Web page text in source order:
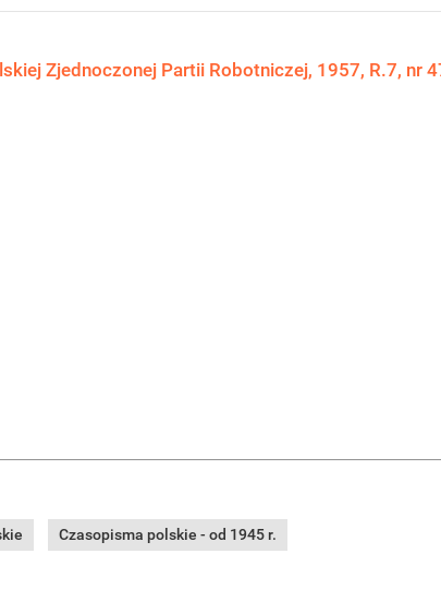
Zjednoczonej Partii Robotniczej, 1957, R.7, nr
Czasopisma polskie - od 1945 r.